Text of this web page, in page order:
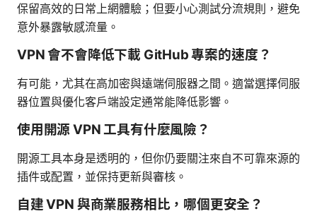
保留高效的日常上網體驗；但要小心測試分流規則，避免
意外暴露敏感流量。
VPN 會不會降低下載 GitHub 專案的速度？
有可能，尤其在高加密與遠端伺服器之間。適當選擇伺服
器位置與優化客戶端設定通常能降低影響。
使用開源 VPN 工具有什麼風險？
開源工具本身是透明的，但你仍要關注來自不可靠來源的
插件或配置，並保持更新與審核。
自建 VPN 與商業服務相比，哪個更安全？